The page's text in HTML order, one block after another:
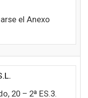
el Anexo
20 – 2ª ES.3.